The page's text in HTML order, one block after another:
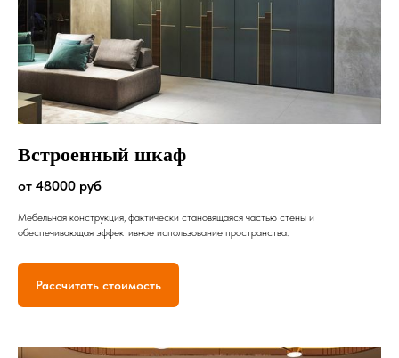
Встроенный шкаф
от 48000 руб
Мебельная конструкция, фактически становящаяся частью стены и
обеспечивающая эффективное использование пространства.
Рассчитать стоимость